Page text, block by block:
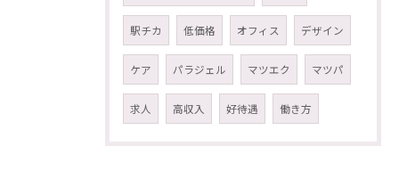
駅チカ 低価格 オフィス デザイン
ケア パラジェル マツエク マツパ
求人 高収入 好待遇 働き方